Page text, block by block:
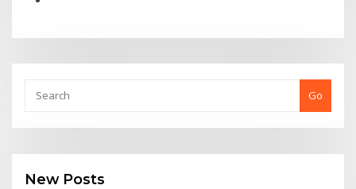
Go
New Posts